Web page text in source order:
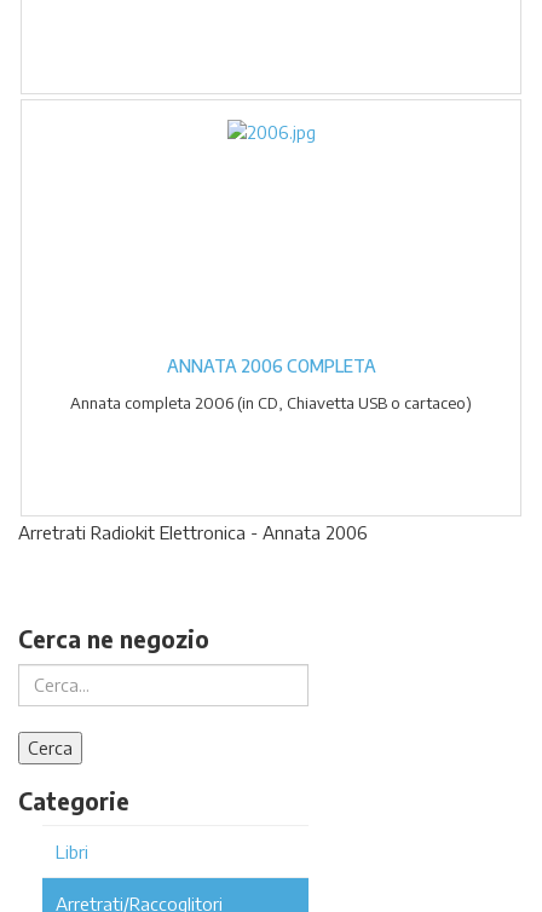
ANNATA 2006 COMPLETA
Annata completa 2006 (in CD, Chiavetta USB o cartaceo)
Arretrati Radiokit Elettronica - Annata 2006
Cerca ne negozio
Categorie
Libri
Arretrati/Raccoglitori